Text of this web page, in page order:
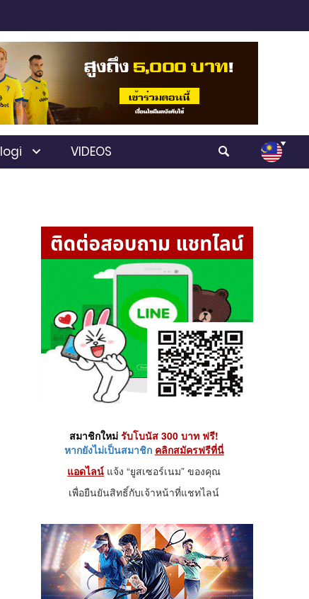
VIDEOS
สมาชิกใหม่ รับโบนัส 300 บาท ฟรี!
หากยังไม่เป็นสมาชิก คลิกสมัครฟรีที่นี่
แอดไลน์ แจ้ง “ยูสเซอร์เนม” ของคุณ
เพื่อยืนยันสิทธิ์กับเจ้าหน้าที่แชทไลน์